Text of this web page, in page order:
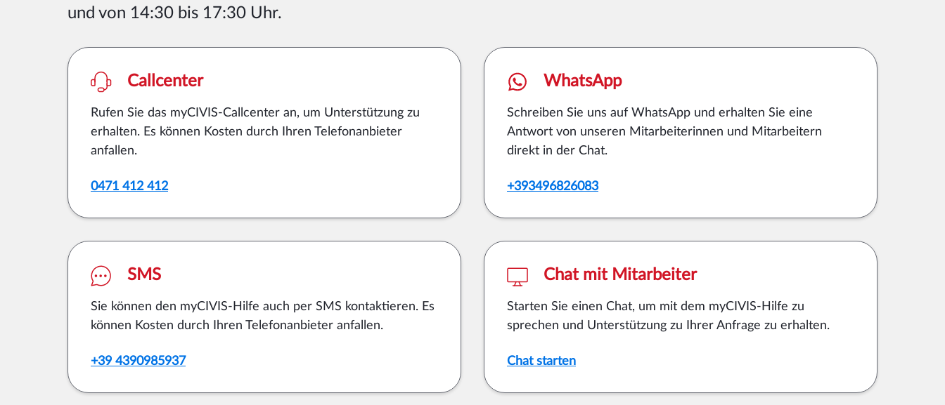
und von 14:30 bis 17:30 Uhr.
Callcenter
Rufen Sie das myCIVIS-Callcenter an, um Unterstützung zu
erhalten. Es können Kosten durch Ihren Telefonanbieter
anfallen.
0471 412 412
WhatsApp
Schreiben Sie uns auf WhatsApp und erhalten Sie eine
Antwort von unseren Mitarbeiterinnen und Mitarbeitern
direkt in der Chat.
+393496826083
SMS
Sie können den myCIVIS-Hilfe auch per SMS kontaktieren. Es
können Kosten durch Ihren Telefonanbieter anfallen.
+39 4390985937
Chat mit Mitarbeiter
Starten Sie einen Chat, um mit dem myCIVIS-Hilfe zu
sprechen und Unterstützung zu Ihrer Anfrage zu erhalten.
Chat starten